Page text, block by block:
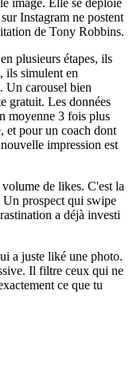
Instagram ne postent
de Tony Robbins.
plusieurs étapes, ils
ils simulent en
Un carousel bien
gratuit. Les données
moyenne 3 fois plus
et pour un coach dont
impression est
de likes. C'est la
Un prospect qui swipe
a déjà investi
a juste liké une photo.
Il filtre ceux qui ne
ce que tu